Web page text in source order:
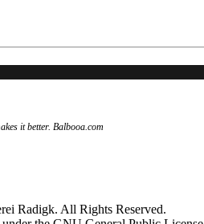
it better. Balbooa.com
Radigk. All Rights Reserved.